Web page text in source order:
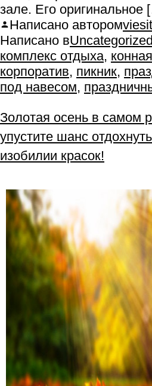
зале. Его оригинальное
Написано автором
Написано вUncategorized
комплекс отдыха,
корпоратив, пикник,
под навесом,
Золотая осень в самом
упустите шанс
изобилии красок!